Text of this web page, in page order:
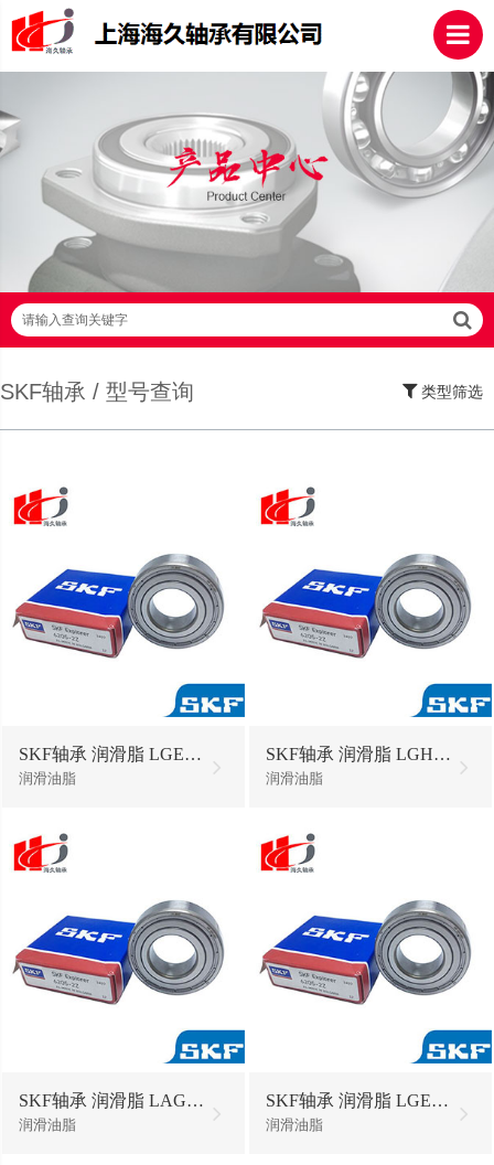
请输入查询关键字
SKF轴承 / 型号查询 类型筛选
SKF轴承 润滑脂 LGEV2/5油脂黄油
润滑油脂
SKF轴承 润滑脂 LGHP2/5油脂黄油
润滑油脂
SKF轴承 润滑脂 LAGD125/HMT68油脂黄油
润滑油脂
SKF轴承 润滑脂 LGEV2/18油脂黄油
润滑油脂